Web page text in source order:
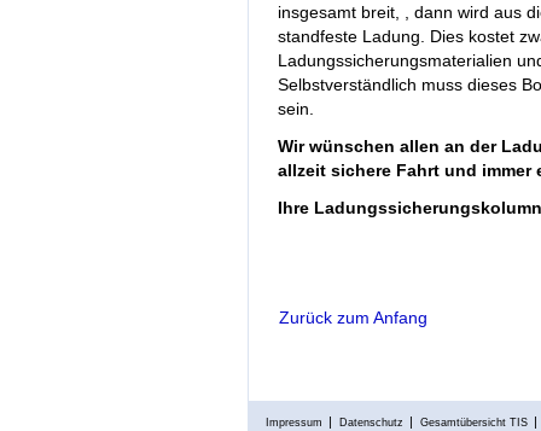
insgesamt breit, , dann wird aus
standfeste Ladung. Dies kostet
Ladungssicherungsmaterialien
Selbstverständlich muss dieses
sein.
Wir wünschen allen an der
allzeit sichere Fahrt und
Ihre
Zurück zum Anfang
Impressum Datenschutz Gesamtübersicht TIS